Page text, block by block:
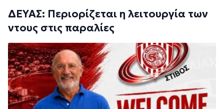
ΔΕΥΑΣ: Περιορίζεται η λειτουργία των
ντους στις παραλίες